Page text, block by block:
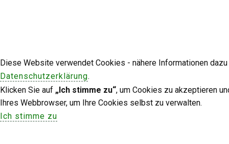
Diese Website verwendet Cookies - nähere Informationen
Datenschutzerklärung.
Klicken Sie auf „Ich stimme zu“, um Cookies zu akzeptieren
Ihres Webbrowser, um Ihre Cookies selbst zu verwalten.
Ich stimme zu